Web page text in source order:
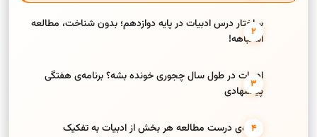
ساختار درس ادبیات در پایه دوازدهم؛ بدون شناخت، مطالعه
اشتباهه!
ادبیات در طول سال چجوری خونده بشه؟ برنامه‌ی هفتگی
پیشنهادی
شیوه‌ی درست مطالعه هر بخش از ادبیات به تفکیک